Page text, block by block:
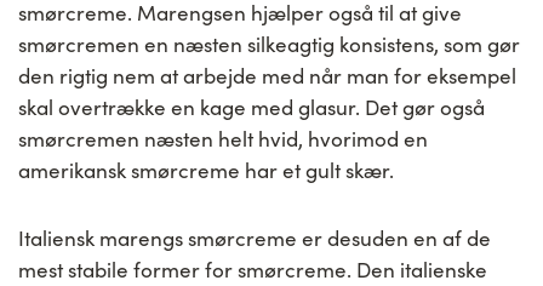
smørcreme. Marengsen hjælper også til at give
smørcremen en næsten silkeagtig konsistens, som gør
den rigtig nem at arbejde med når man for eksempel
skal overtrække en kage med glasur. Det gør også
smørcremen næsten helt hvid, hvorimod en
amerikansk smørcreme har et gult skær.
Italiensk marengs smørcreme er desuden en af de
mest stabile former for smørcreme. Den italienske